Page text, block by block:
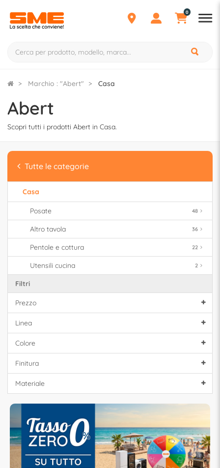
0
Marchio : "Abert" Casa
Abert
Scopri tutti i prodotti Abert in Casa.
Tutte le categorie
Casa
48
Posate
36
Altro tavola
22
Pentole e cottura
2
Utensili cucina
Filtri
Prezzo
Linea
Colore
Finitura
Materiale